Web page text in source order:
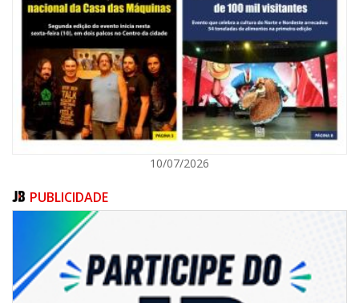
Defesa Civil de SC monitora formação de ciclone-bomba no Sul do Brasil;
entenda como o fenômeno se forma e quais os impactos no estado
ITAPEMA
10/07/2026
PUBLICIDADE